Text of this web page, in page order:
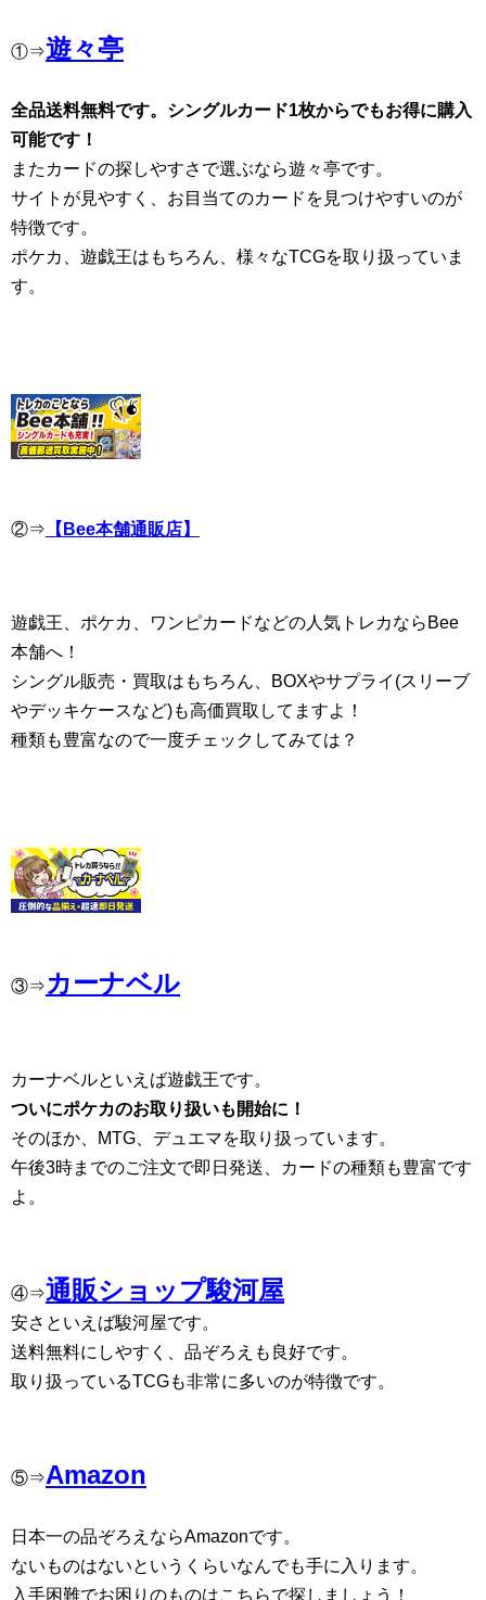
①⇒遊々亭
全品送料無料です。シングルカード1枚からでもお得に購入
可能です！
またカードの探しやすさで選ぶなら遊々亭です。
サイトが見やすく、お目当てのカードを見つけやすいのが
特徴です。
ポケカ、遊戯王はもちろん、様々なTCGを取り扱っていま
す。
②⇒ 【Bee本舗通販店】
遊戯王、ポケカ、ワンピカードなどの人気トレカならBee
本舗へ！
シングル販売・買取はもちろん、BOXやサプライ(スリーブ
やデッキケースなど)も高価買取してますよ！
種類も豊富なので一度チェックしてみては？
③⇒ カーナベル
カーナベルといえば遊戯王です。
ついにポケカのお取り扱いも開始に！
そのほか、MTG、デュエマを取り扱っています。
午後3時までのご注文で即日発送、カードの種類も豊富です
よ。
④⇒通販ショップ駿河屋
安さといえば駿河屋です。
送料無料にしやすく、品ぞろえも良好です。
取り扱っているTCGも非常に多いのが特徴です。
⑤⇒Amazon
日本一の品ぞろえならAmazonです。
ないものはないというくらいなんでも手に入ります。
入手困難でお困りのものはこちらで探しましょう！